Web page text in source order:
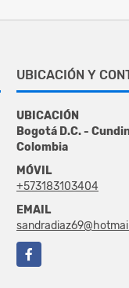
UBICACIÓN Y
UBICACIÓN
Bogotá D.C. -
Colombia
MÓVIL
+573183103404
EMAIL
Facebook